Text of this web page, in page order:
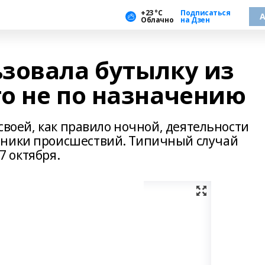
+23 °С
Облачно
Подписаться
на Дзен
бутылку из
не по назначению
как правило ночной, деятельности
происшествий. Типичный случай
октября.